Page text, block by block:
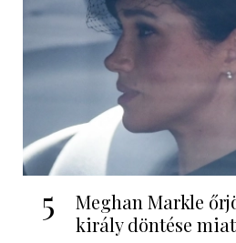
5
Meghan Markle
király döntése